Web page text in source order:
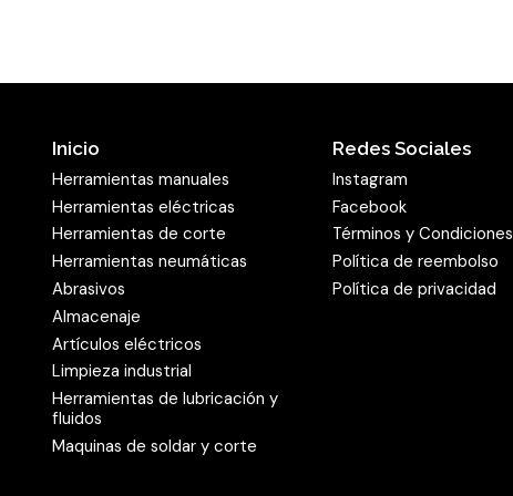
Inicio
Herramientas manuales
Herramientas eléctricas
Herramientas de corte
Herramientas neumáticas
Abrasivos
Almacenaje
Artículos eléctricos
Limpieza industrial
Herramientas de lubricación y
fluidos
Maquinas de soldar y corte
Redes Sociales
Instagram
Facebook
Términos y Condiciones
Política de reembolso
Política de privacidad